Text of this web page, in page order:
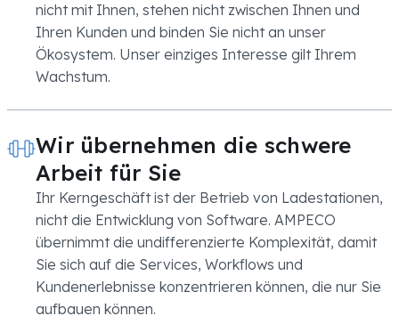
nicht mit Ihnen, stehen nicht zwischen Ihnen und
Ihren Kunden und binden Sie nicht an unser
Ökosystem. Unser einziges Interesse gilt Ihrem
Wachstum.
Wir übernehmen die schwere
Arbeit für Sie
Ihr Kerngeschäft ist der Betrieb von Ladestationen,
nicht die Entwicklung von Software. AMPECO
übernimmt die undifferenzierte Komplexität, damit
Sie sich auf die Services, Workflows und
Kundenerlebnisse konzentrieren können, die nur Sie
aufbauen können.